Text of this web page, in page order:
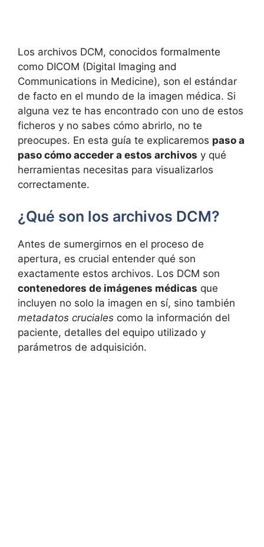
Los archivos DCM, conocidos formalmente
como DICOM (Digital Imaging and
Communications in Medicine), son el estándar
de facto en el mundo de la imagen médica. Si
alguna vez te has encontrado con uno de estos
ficheros y no sabes cómo abrirlo, no te
preocupes. En esta guía te explicaremos paso a
paso cómo acceder a estos archivos y qué
herramientas necesitas para visualizarlos
correctamente.
¿Qué son los archivos DCM?
Antes de sumergirnos en el proceso de
apertura, es crucial entender qué son
exactamente estos archivos. Los DCM son
contenedores de imágenes médicas que
incluyen no solo la imagen en sí, sino también
metadatos cruciales como la información del
paciente, detalles del equipo utilizado y
parámetros de adquisición.